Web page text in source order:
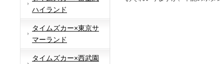
ハイランド
タイムズカー×東京サ
マーランド
タイムズカー×西武園